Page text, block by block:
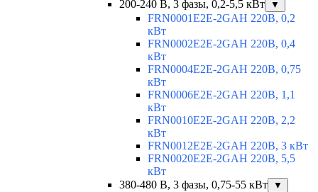
200-240 В, 3 фазы, 0,2-5,5 кВт
▼
FRN0001E2E-2GAH 220В, 0,2
кВт
FRN0002E2E-2GAH 220В, 0,4
кВт
FRN0004E2E-2GAH 220В, 0,75
кВт
FRN0006E2E-2GAH 220В, 1,1
кВт
FRN0010E2E-2GAH 220В, 2,2
кВт
FRN0012E2E-2GAH 220В, 3 кВт
FRN0020E2E-2GAH 220В, 5,5
кВт
380-480 В, 3 фазы, 0,75-55 кВт
▼